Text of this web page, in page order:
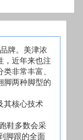
牌。美津浓
，近年来也注
非常丰富、
脚两种脚型的
鞋多数会采
脚跟的全面